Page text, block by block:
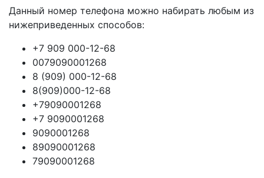
Данный номер телефона можно набирать любым из
нижеприведенных способов:
+7 909 000-12-68
0079090001268
8 (909) 000-12-68
8(909)000-12-68
+79090001268
+7 9090001268
9090001268
89090001268
79090001268